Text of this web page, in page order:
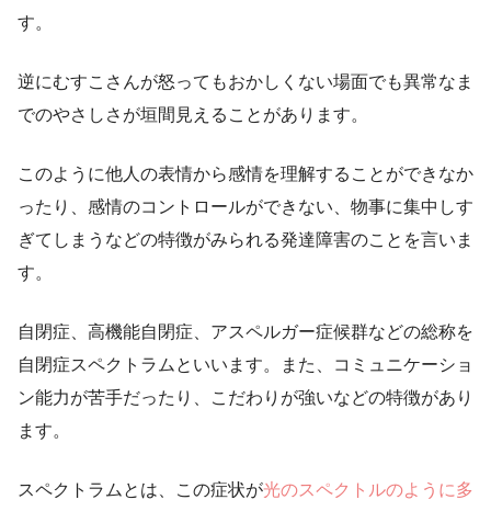
す。
逆にむすこさんが怒ってもおかしくない場面でも異常なま
でのやさしさが垣間見えることがあります。
このように他人の表情から感情を理解することができなか
ったり、感情のコントロールができない、物事に集中しす
ぎてしまうなどの特徴がみられる発達障害のことを言いま
す。
自閉症、高機能自閉症、アスペルガー症候群などの総称を
自閉症スペクトラムといいます。また、コミュニケーショ
ン能力が苦手だったり、こだわりが強いなどの特徴があり
ます。
スペクトラムとは、この症状が光のスペクトルのように多